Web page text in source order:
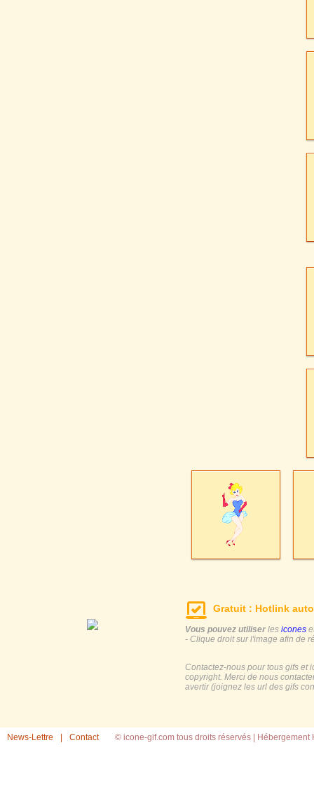
Gratuit : Hotlink
Vous pouvez utiliser les icones
- Clique droit sur l'image afin de
Contactez-nous pour tous gifs et
copyright. Merci de nous
avertir (joignez les url des gifs
News-Lettre Contact © icone-gif.com tous droits réservés | Hébergement